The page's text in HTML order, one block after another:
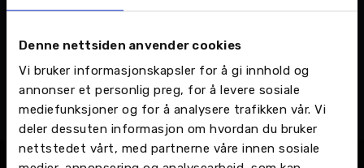
Denne nettsiden anvender cookies
Vi bruker informasjonskapsler for å gi innhold og
annonser et personlig preg, for å levere sosiale
mediefunksjoner og for å analysere trafikken vår. Vi
deler dessuten informasjon om hvordan du bruker
nettstedet vårt, med partnerne våre innen sosiale
Marius Bjerkan
Namsos - Industriveien 8, Bilverksted